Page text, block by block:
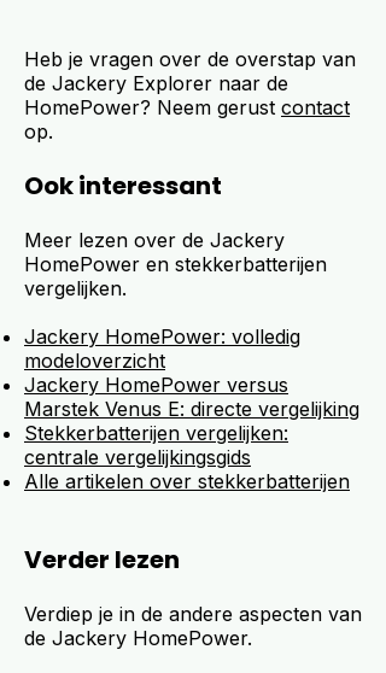
Heb je vragen over de overstap van
de Jackery Explorer naar de
HomePower? Neem gerust contact
op.
Ook interessant
Meer lezen over de Jackery
HomePower en stekkerbatterijen
vergelijken.
Jackery HomePower: volledig
modeloverzicht
Jackery HomePower versus
Marstek Venus E: directe vergelijking
Stekkerbatterijen vergelijken:
centrale vergelijkingsgids
Alle artikelen over stekkerbatterijen
Verder lezen
Verdiep je in de andere aspecten van
de Jackery HomePower.